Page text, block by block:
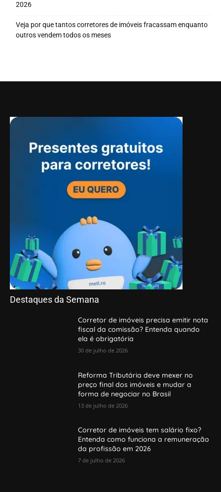
2026
Veja por que tantos corretores de imóveis fracassam enquanto
outros vendem todos os meses
Destaques da Semana
Corretor de imóveis precisa emitir nota
fiscal da comissão? Entenda quando
ela é obrigatória
30 de julho de 2026
Reforma Tributária deve mexer no
preço final dos imóveis e mudar a
forma de negociar no Brasil
13 de julho de 2026
Corretor de imóveis tem salário fixo?
Entenda como funciona a remuneração
da profissão em 2026
7 de julho de 2026